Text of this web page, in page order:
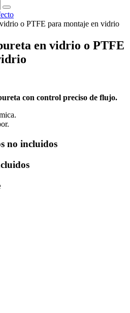
en vidrio o PTFE
con control preciso de flujo.
no incluidos